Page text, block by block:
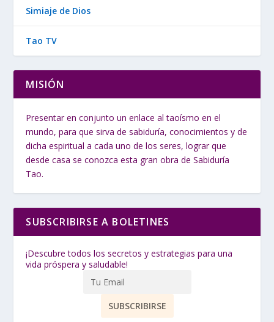
Simiaje de Dios
Tao TV
MISIÓN
Presentar en conjunto un enlace al taoísmo en el
mundo, para que sirva de sabiduría, conocimientos y de
dicha espiritual a cada uno de los seres, lograr que
desde casa se conozca esta gran obra de Sabiduría
Tao.
SUBSCRIBIRSE A BOLETINES
¡Descubre todos los secretos y estrategias para una
vida próspera y saludable!